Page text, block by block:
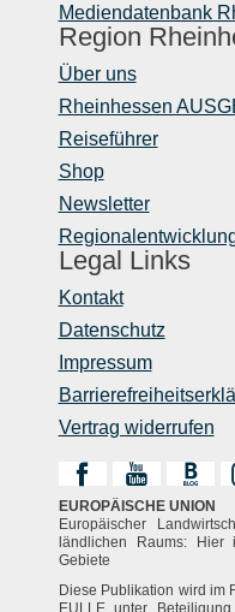
Mediendatenbank
Region
Über uns
Rheinhessen
Reiseführer
Shop
Newsletter
Legal Links
Kontakt
Datenschutz
Impressum
Vertrag widerrufen
EUROPÄISCHE UNION
Europäischer
ländlichen Raums: Hier
Gebiete
Diese Publikation wird im
EULLE unter